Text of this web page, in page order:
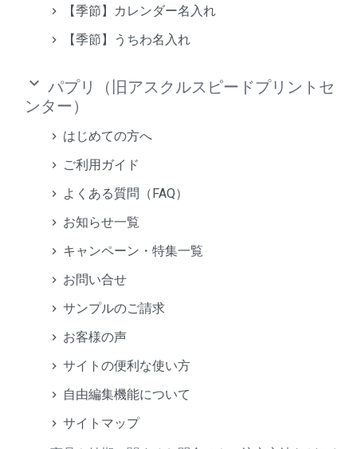
【季節】カレンダー名入れ
【季節】うちわ名入れ
keyboard_arrow_down パプリ（旧アスクルスピードプリントセ
ンター）
はじめての方へ
ご利用ガイド
よくある質問（FAQ）
お知らせ一覧
キャンペーン・特集一覧
お問い合せ
サンプルのご請求
お客様の声
サイトの便利な使い方
自由編集機能について
サイトマップ